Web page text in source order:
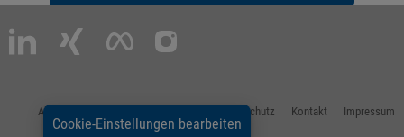
Allgemeine Nutzungsbestimmungen Datenschutz Kontakt Impressum
Cookie-Einstellungen bearbeiten